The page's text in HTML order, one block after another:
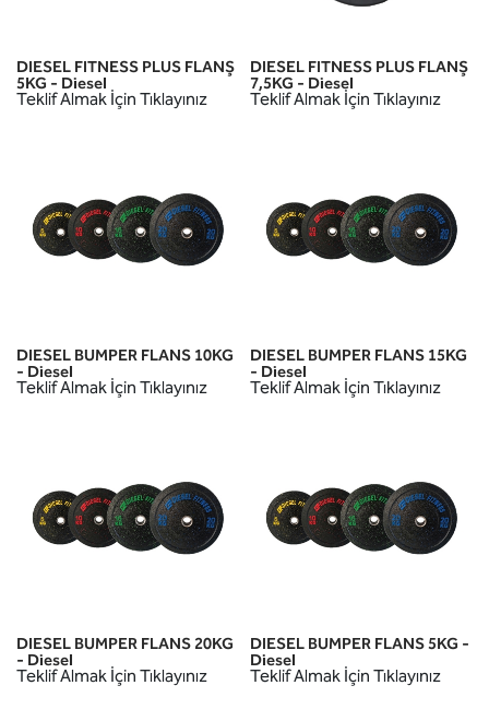
DIESEL FITNESS PLUS FLANŞ
5KG - Diesel
Teklif Almak İçin Tıklayınız
DIESEL FITNESS PLUS FLANŞ
7,5KG - Diesel
Teklif Almak İçin Tıklayınız
DIESEL BUMPER FLANS 10KG
- Diesel
Teklif Almak İçin Tıklayınız
DIESEL BUMPER FLANS 15KG
- Diesel
Teklif Almak İçin Tıklayınız
DIESEL BUMPER FLANS 20KG
- Diesel
Teklif Almak İçin Tıklayınız
DIESEL BUMPER FLANS 5KG -
Diesel
Teklif Almak İçin Tıklayınız